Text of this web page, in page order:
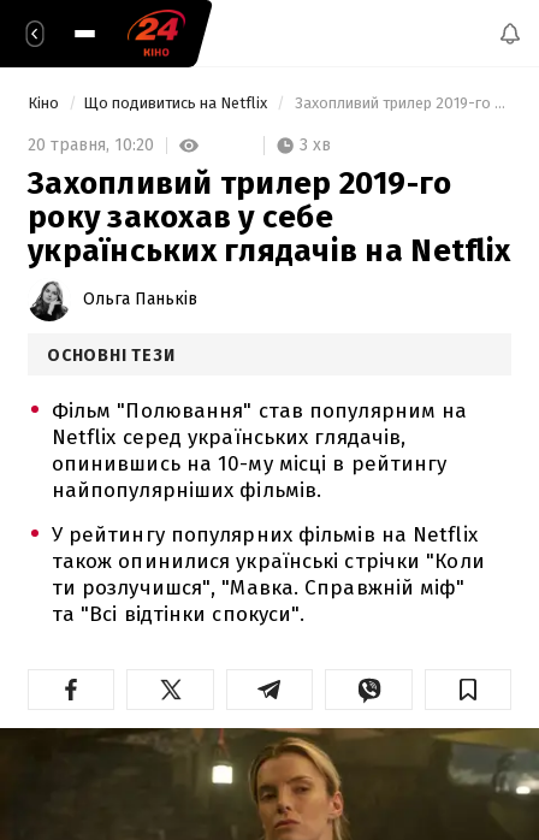
Кіно Що подивитись на Netflix Захопливий трилер 2019-го року закохав у себе українських глядачів на Netflix
20 травня, 10:20 3 хв
Захопливий трилер 2019-го
року закохав у себе
українських глядачів на Netflix
Ольга Паньків
ОСНОВНІ ТЕЗИ
Фільм "Полювання" став популярним на
Netflix серед українських глядачів,
опинившись на 10-му місці в рейтингу
найпопулярніших фільмів.
У рейтингу популярних фільмів на Netflix
також опинилися українські стрічки "Коли
ти розлучишся", "Мавка. Справжній міф"
та "Всі відтінки спокуси".